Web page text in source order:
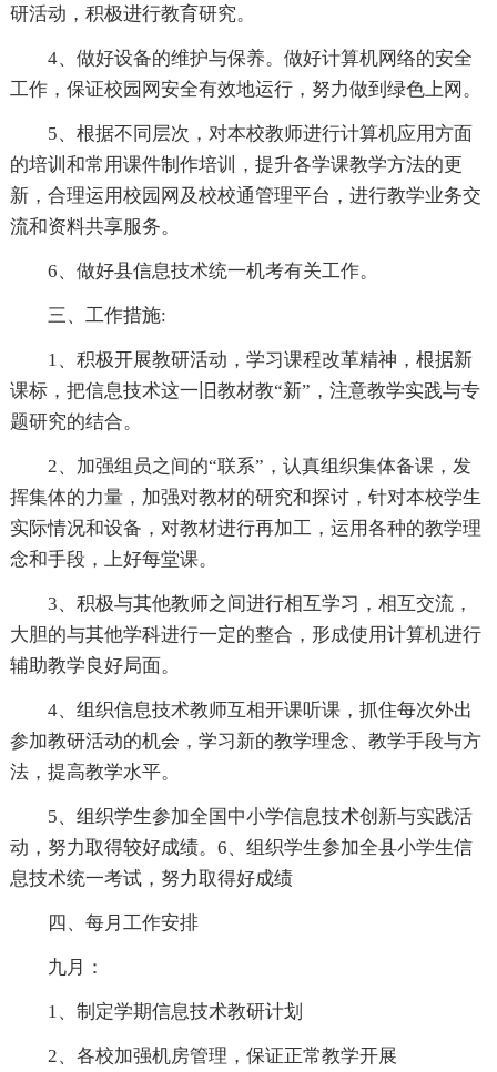
研活动，积极进行教育研究。
4、做好设备的维护与保养。做好计算机网络的安全
工作，保证校园网安全有效地运行，努力做到绿色上网。
5、根据不同层次，对本校教师进行计算机应用方面
的培训和常用课件制作培训，提升各学课教学方法的更
新，合理运用校园网及校校通管理平台，进行教学业务交
流和资料共享服务。
6、做好县信息技术统一机考有关工作。
三、工作措施:
1、积极开展教研活动，学习课程改革精神，根据新
课标，把信息技术这一旧教材教“新”，注意教学实践与专
题研究的结合。
2、加强组员之间的“联系”，认真组织集体备课，发
挥集体的力量，加强对教材的研究和探讨，针对本校学生
实际情况和设备，对教材进行再加工，运用各种的教学理
念和手段，上好每堂课。
3、积极与其他教师之间进行相互学习，相互交流，
大胆的与其他学科进行一定的整合，形成使用计算机进行
辅助教学良好局面。
4、组织信息技术教师互相开课听课，抓住每次外出
参加教研活动的机会，学习新的教学理念、教学手段与方
法，提高教学水平。
5、组织学生参加全国中小学信息技术创新与实践活
动，努力取得较好成绩。6、组织学生参加全县小学生信
息技术统一考试，努力取得好成绩
四、每月工作安排
九月：
1、制定学期信息技术教研计划
2、各校加强机房管理，保证正常教学开展